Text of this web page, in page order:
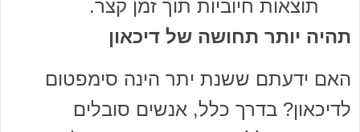
תוצאות חיוביות תוך זמן קצר.
תהיה יותר תחושה של דיכאון
האם ידעתם ששנת יתר הינה סימפטום
לדיכאון? בדרך כלל, אנשים סובלים